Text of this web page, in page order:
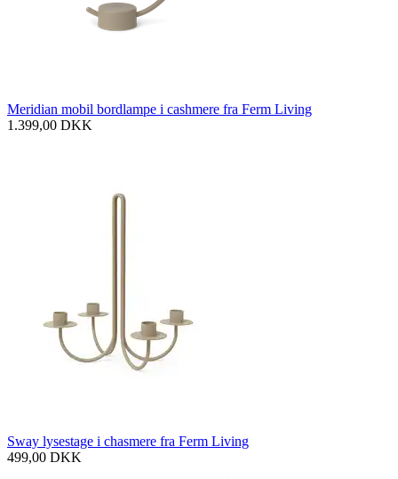
Meridian mobil bordlampe i cashmere fra Ferm Living
1.399,00 DKK
Sway lysestage i chasmere fra Ferm Living
499,00 DKK